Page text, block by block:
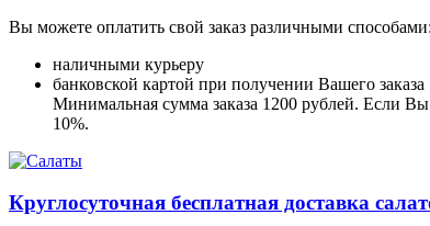
Вы можете оплатить свой заказ различными способами:
наличными курьеру
банковской картой при получении Вашего заказа
Минимальная сумма заказа 1200 рублей. Если
10%.
Круглосуточная бесплатная доставка